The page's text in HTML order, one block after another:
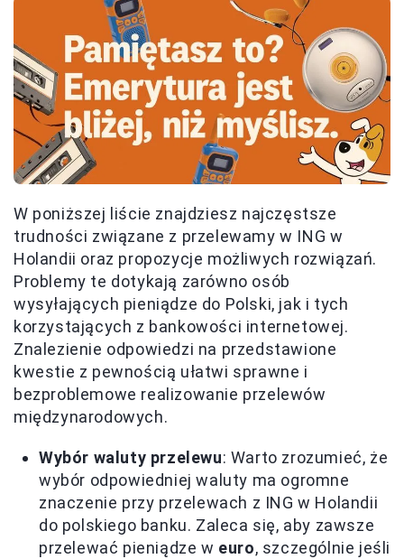
W poniższej liście znajdziesz najczęstsze
trudności związane z przelewamy w ING w
Holandii oraz propozycje możliwych rozwiązań.
Problemy te dotykają zarówno osób
wysyłających pieniądze do Polski, jak i tych
korzystających z bankowości internetowej.
Znalezienie odpowiedzi na przedstawione
kwestie z pewnością ułatwi sprawne i
bezproblemowe realizowanie przelewów
międzynarodowych.
Wybór waluty przelewu: Warto zrozumieć, że
wybór odpowiedniej waluty ma ogromne
znaczenie przy przelewach z ING w Holandii
do polskiego banku. Zaleca się, aby zawsze
przelewać pieniądze w euro, szczególnie jeśli